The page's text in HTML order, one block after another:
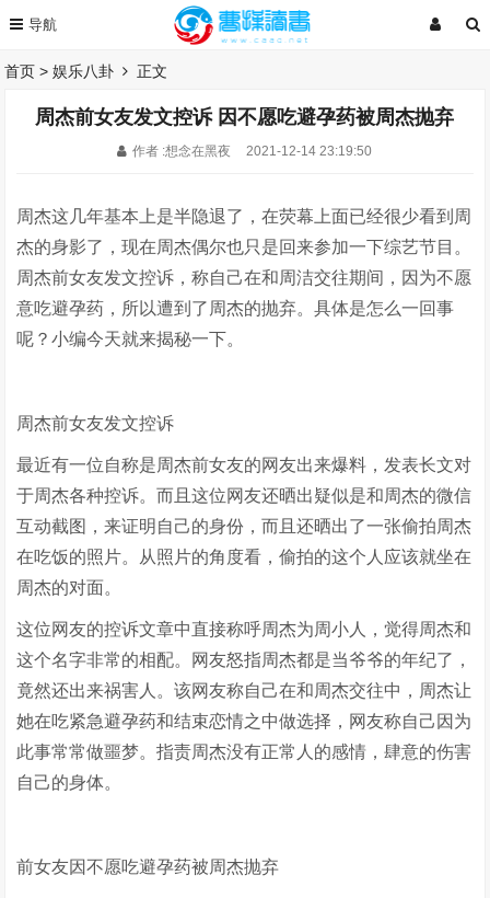
首页 >娱乐八卦 正文
周杰前女友发文控诉 因不愿吃避孕药被周杰抛弃
作者 :想念在黑夜 2021-12-14 23:19:50
周杰这几年基本上是半隐退了，在荧幕上面已经很少看到周
杰的身影了，现在周杰偶尔也只是回来参加一下综艺节目。
周杰前女友发文控诉，称自己在和周洁交往期间，因为不愿
意吃避孕药，所以遭到了周杰的抛弃。具体是怎么一回事
呢？小编今天就来揭秘一下。
周杰前女友发文控诉
最近有一位自称是周杰前女友的网友出来爆料，发表长文对
于周杰各种控诉。而且这位网友还晒出疑似是和周杰的微信
互动截图，来证明自己的身份，而且还晒出了一张偷拍周杰
在吃饭的照片。从照片的角度看，偷拍的这个人应该就坐在
周杰的对面。
这位网友的控诉文章中直接称呼周杰为周小人，觉得周杰和
这个名字非常的相配。网友怒指周杰都是当爷爷的年纪了，
竟然还出来祸害人。该网友称自己在和周杰交往中，周杰让
她在吃紧急避孕药和结束恋情之中做选择，网友称自己因为
此事常常做噩梦。指责周杰没有正常人的感情，肆意的伤害
自己的身体。
前女友因不愿吃避孕药被周杰抛弃